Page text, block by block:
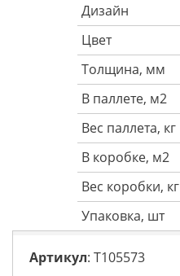
Дизайн
Цвет
Толщина, мм
В паллете, м2
Вес паллета, кг
В коробке, м2
Вес коробки, кг
Упаковка, шт
Артикул: T105573